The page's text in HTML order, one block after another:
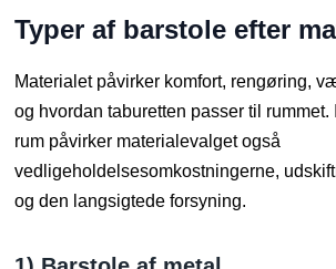
Typer af barstole efter
Materialet påvirker komfort, rengøring,
og hvordan taburetten passer til rummet.
rum påvirker materialevalget også
vedligeholdelsesomkostningerne,
og den langsigtede forsyning.